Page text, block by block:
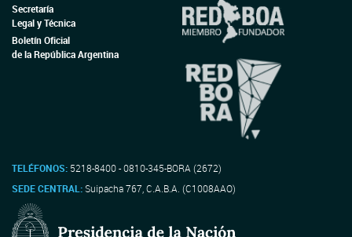
Secretaría
Legal y Técnica
Boletín Oficial
de la República Argentina
TELÉFONOS: 5218-8400 - 0810-345-BORA (2672)
SEDE CENTRAL:Suipacha 767, C.A.B.A. (C1008AAO)